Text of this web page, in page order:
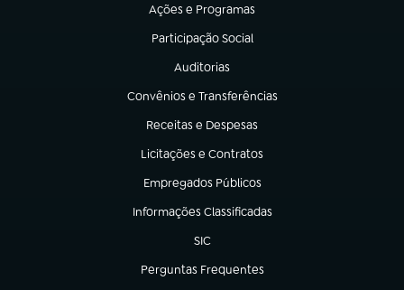
Ações e Programas
(abre em nova aba)
Participação Social
(abre em nova aba)
Auditorias
(abre em nova aba)
Convênios e Transferências
(abre em nova aba)
Receitas e Despesas
(abre em nova aba)
Licitações e Contratos
(abre em nova aba)
Empregados Públicos
(abre em nova aba)
Informações Classificadas
(abre em nova aba)
SIC
(abre em nova aba)
Perguntas Frequentes
(abre em nova aba)